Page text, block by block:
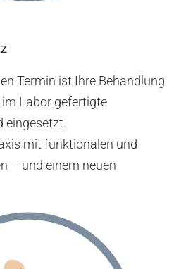
Termin ist Ihre Behandlung
Labor gefertigte
eingesetzt.
mit funktionalen und
– und einem neuen